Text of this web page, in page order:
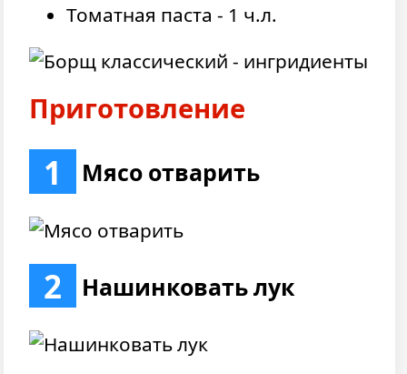
Томатная паста - 1 ч.л.
Приготовление
1 Мясо отварить
2 Нашинковать лук